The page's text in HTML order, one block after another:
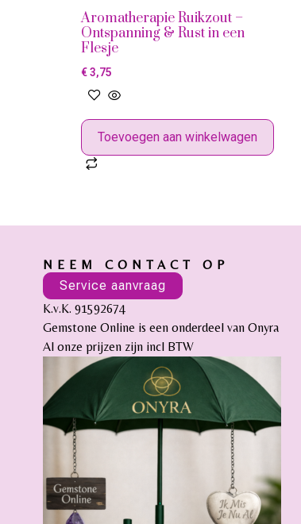
Aromatherapie Ruikzout –
Ontspanning & Rust in een
Flesje
€3,75
Toevoegen aan winkelwagen
NEEM CONTACT OP
Service aanvraag
K.v.K. 91592674
Gemstone Online is een onderdeel van Onyra
Al onze prijzen zijn incl BTW